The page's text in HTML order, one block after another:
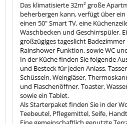
Das klimatisierte 32m² große
beherbergen kann, verfügt über
einen 50" Smart TV, eine
Waschbecken und Geschirrspüler.
großzügiges tageslicht
Rainshower Funktion, sowie WC
In der Küche finden Sie folgende
und Besteck für jeden Anlass,
Schüsseln, Weingläser,
und Flaschenöffner, Toaster,
sowie ein Tablet.
Als Starterpaket finden Sie in der
Teebeutel, Pflegemittel, Seife,